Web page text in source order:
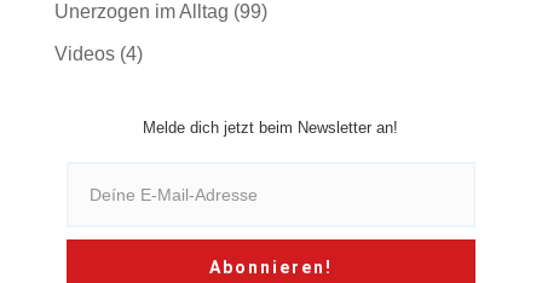
Unerzogen im Alltag (99)
Videos(4)
Melde dich jetzt beim Newsletter an!
Abonnieren!